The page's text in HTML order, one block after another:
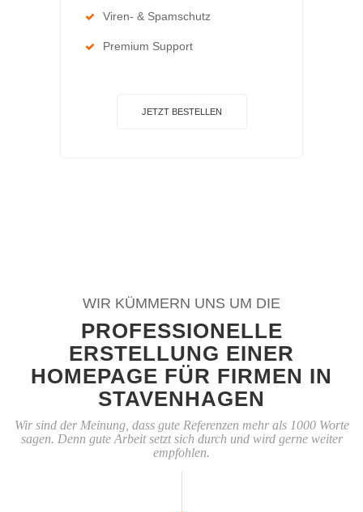
Viren- & Spamschutz
Premium Support
JETZT BESTELLEN
WIR KÜMMERN UNS UM DIE
PROFESSIONELLE
ERSTELLUNG EINER
HOMEPAGE FÜR FIRMEN IN
STAVENHAGEN
Wir sind der Meinung, dass gute Referenzen mehr als 1000 Worte
sagen. Denn gute Arbeit setzt sich durch und wird gerne weiter
empfohlen.